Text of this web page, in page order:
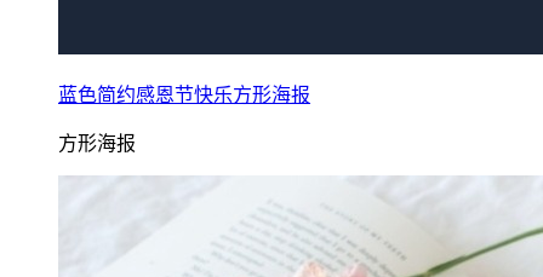
蓝色简约感恩节快乐方形海报
方形海报